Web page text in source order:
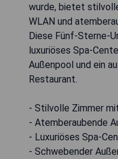
wurde, bietet
WLAN und
Diese Fünf-Sterne-
luxuriöses Spa-
Außenpool und ein
Restaurant.
- Stilvolle Zimmer
- Atemberaubende
- Luxuriöses Spa-
- Schwebender